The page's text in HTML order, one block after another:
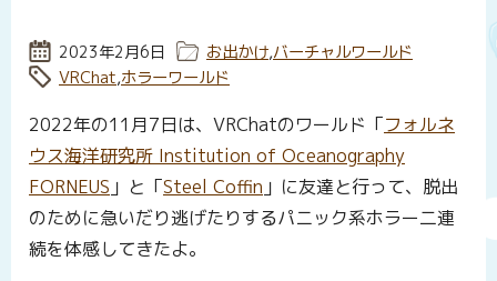
投稿日:
2023年2月6日 カテゴリー:
お出かけ,バーチャルワールド
タグ:
VRChat,ホラーワールド
2022年の11月7日は、VRChatのワールド「フォルネ
ウス海洋研究所 Institution of Oceanography
FORNEUS 」と「Steel Coffin 」に友達と行って、脱出
のために急いだり逃げたりするパニック系ホラー二連
続を体感してきたよ。